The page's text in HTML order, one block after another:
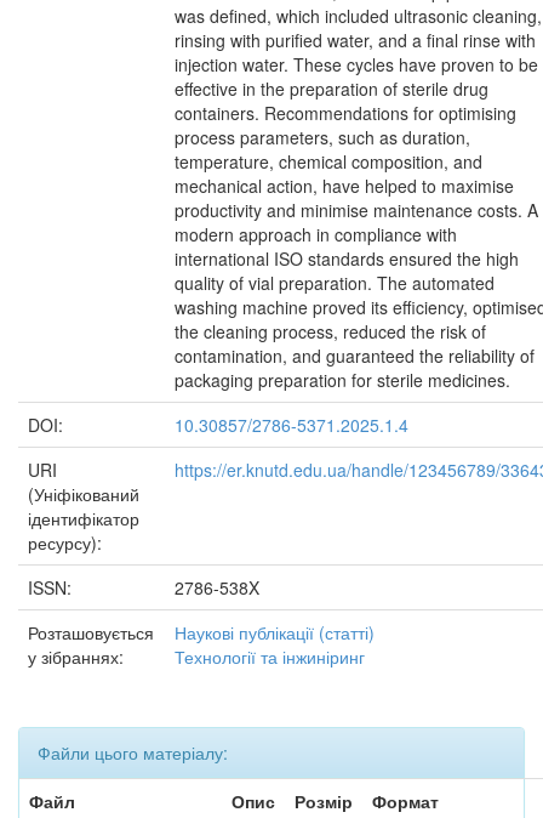
was defined, which included ultrasonic cleaning,
rinsing with purified water, and a final rinse with
injection water. These cycles have proven to be
effective in the preparation of sterile drug
containers. Recommendations for optimising
process parameters, such as duration,
temperature, chemical composition, and
mechanical action, have helped to maximise
productivity and minimise maintenance costs. A
modern approach in compliance with
international ISO standards ensured the high
quality of vial preparation. The automated
washing machine proved its efficiency,
the cleaning process, reduced the risk of
contamination, and guaranteed the reliability of
packaging preparation for sterile medicines.
DOI:
10.30857/2786-5371.2025.1.4
URI
(Уніфікований
ідентифікатор
ресурсу):
https://er.knutd.edu.ua/handle/123456789/
ISSN:
2786-538X
Розташовується
у зібраннях:
Наукові публікації (статті)
Технології та інжиніринг
Файли цього матеріалу:
Файл
Опис Розмір
Формат